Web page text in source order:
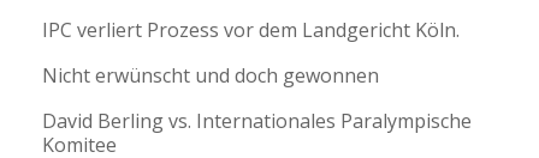
IPC verliert Prozess vor dem Landgericht Köln.
Nicht erwünscht und doch gewonnen
David Berling vs. Internationales Paralympische
Komitee